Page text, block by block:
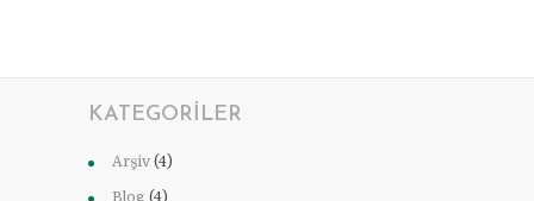
KATEGORILER
Arşiv (4)
Blog (4)